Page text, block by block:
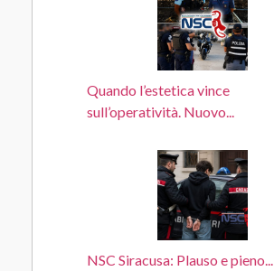
Quando l’estetica vince
sull’operatività. Nuovo...
NSC Siracusa: Plauso e pieno...